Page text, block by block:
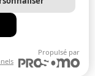
Propulsé par